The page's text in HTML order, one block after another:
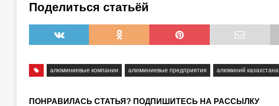
Поделиться статьёй
алюминиевые компании алюминиевые предприятия алюминий казахстана
ПОНРАВИЛАСЬ СТАТЬЯ? ПОДПИШИТЕСЬ НА РАССЫЛКУ